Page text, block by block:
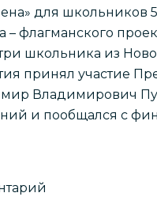
для школьников
– флагманского
школьника из
принял участие
Владимирович
и пообщался с